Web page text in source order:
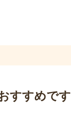
すすめです